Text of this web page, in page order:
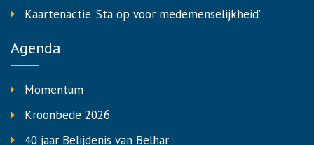
Kaartenactie ‘Sta op voor medemenselijkheid’
Agenda
Momentum
Kroonbede 2026
40 jaar Belijdenis van Belhar